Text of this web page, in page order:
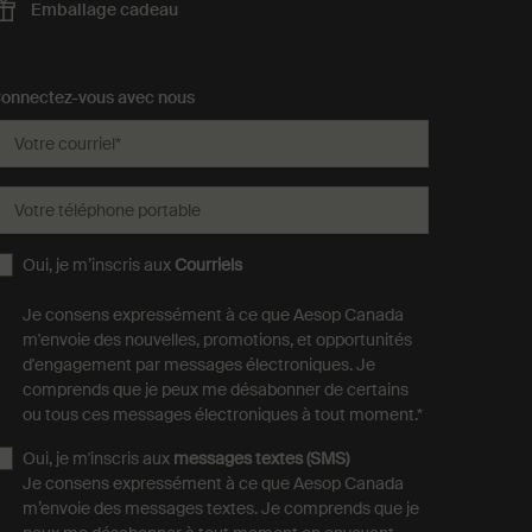
Emballagecadeau
vous avec nous
Votre courriel*
Votre téléphone portable
Oui, je m’inscris aux Courriels
Je consens expressément à ce que Aesop Canada
m'envoie des nouvelles, promotions, et opportunités
d'engagement par messages électroniques. Je
comprends que je peux me désabonner de certains
ou tous ces messages électroniques à tout moment.*
Oui, je m'inscris aux messages textes (SMS)
Je consens expressément à ce que Aesop Canada
m’envoie des messages textes. Je comprends que je